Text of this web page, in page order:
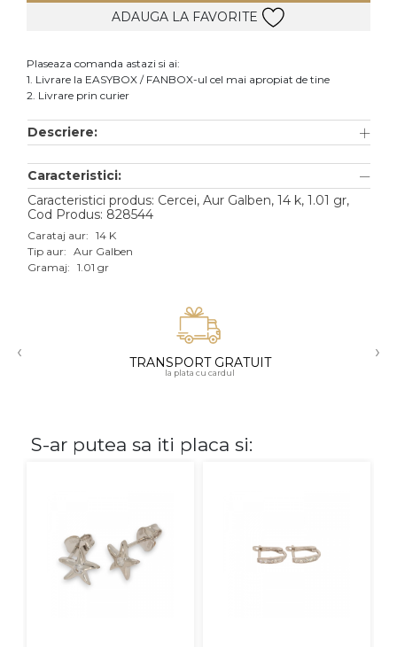
Accesorii
Aur alb
Aur roz
Aur mixt
18K
ADAUGA LA FAVORITE
Plaseaza comanda astazi si ai:
1. Livrare la EASYBOX / FANBOX-ul cel mai apropiat de tine
2. Livrare prin curier
Descriere:
Caracteristici:
Caracteristici produs: Cercei, Aur Galben, 14 k, 1.01 gr,
Cod Produs: 828544
Carataj aur: 14 K
Tip aur: Aur Galben
Gramaj: 1.01 gr
‹ TRANSPORT GRATUIT
la plata cu cardul
›
S-ar putea sa iti placa si: